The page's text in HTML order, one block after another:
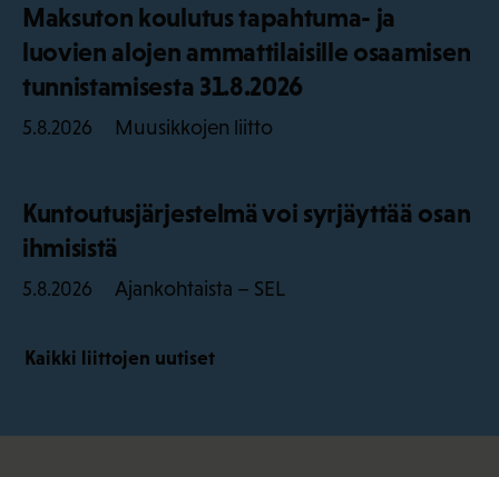
Maksuton koulutus tapahtuma- ja
luovien alojen ammattilaisille osaamisen
tunnistamisesta 31.8.2026
5.8.2026 Muusikkojen liitto
Kuntoutusjärjestelmä voi syrjäyttää osan
ihmisistä
5.8.2026 Ajankohtaista – SEL
Kaikki liittojen uutiset